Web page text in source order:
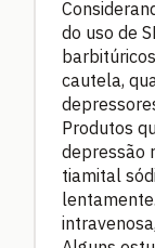
do uso de
cautela,
Produtos
depressão
tiamital